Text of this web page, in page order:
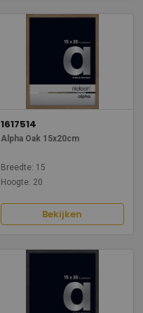
1617514
Alpha Oak 15x20cm
Breedte: 15
Hoogte: 20
Bekijken